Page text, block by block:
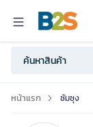
หน้าแรก ซัมซุง